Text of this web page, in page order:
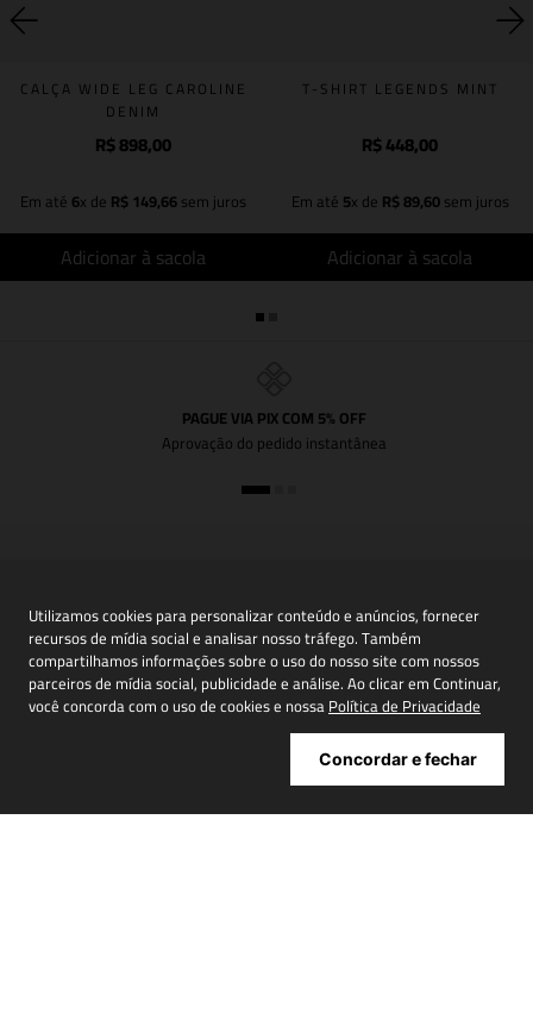
Utilizamos cookies para personalizar conteúdo e anúncios, fornecer
recursos de mídia social e analisar nosso tráfego. Também
compartilhamos informações sobre o uso do nosso site com nossos
parceiros de mídia social, publicidade e análise. Ao clicar em Continuar,
você concorda com o uso de cookies e nossaPolítica de Privacidade
Concordar e fechar
CALÇA WIDE LEG CAROLINE
DENIM
R$898,00
Em até 6x de R$149,66sem juros
Adicionar à sacola
T-SHIRT LEGENDS MINT
R$448,00
Em até 5x de R$89,60sem juros
Adicionar à sacola
PAGUE VIA PIX COM 5% OFF
Aprovação do pedido instantânea
Inscreva-se em nossa newsletter para receber
novidades, promoções e muito mais
Cadastrar